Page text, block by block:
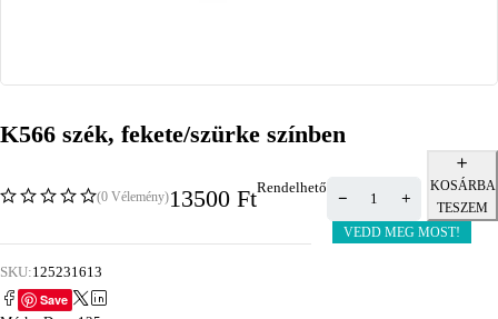
K566 szék, fekete/szürke színben
(0 Vélemény)13500 FtRendelhető
KOSÁRBA
TESZEM
VEDD MEG MOST!
SKU:125231613
Save